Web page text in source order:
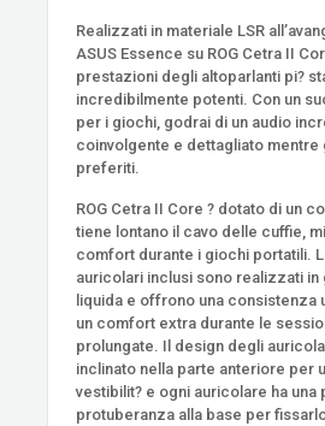
Realizzati in materiale LSR
ASUS Essence su ROG Cetra II
prestazioni degli altoparlanti pi?
incredibilmente potenti. Con un
per i giochi, godrai di un audio
coinvolgente e dettagliato mentre
preferiti.
ROG Cetra II Core ? dotato di un
tiene lontano il cavo delle cuffie,
comfort durante i giochi portatili.
auricolari inclusi sono realizzati in
liquida e offrono una consistenza
un comfort extra durante le
prolungate. Il design degli
inclinato nella parte anteriore per
vestibilit? e ogni auricolare ha una
protuberanza alla base per